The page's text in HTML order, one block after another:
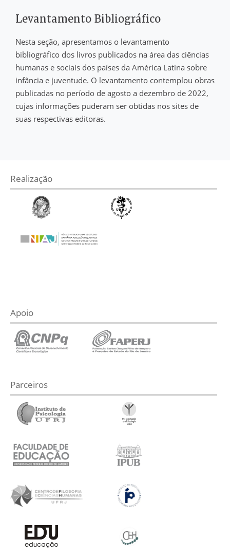
Levantamento Bibliográfico
Nesta seção, apresentamos o levantamento
bibliográfico dos livros publicados na área das ciências
humanas e sociais dos países da América Latina sobre
infância e juventude. O levantamento contemplou obras
publicadas no período de agosto a dezembro de 2022,
cujas informações puderam ser obtidas nos sites de
suas respectivas editoras.
Realização
Apoio
Parceiros